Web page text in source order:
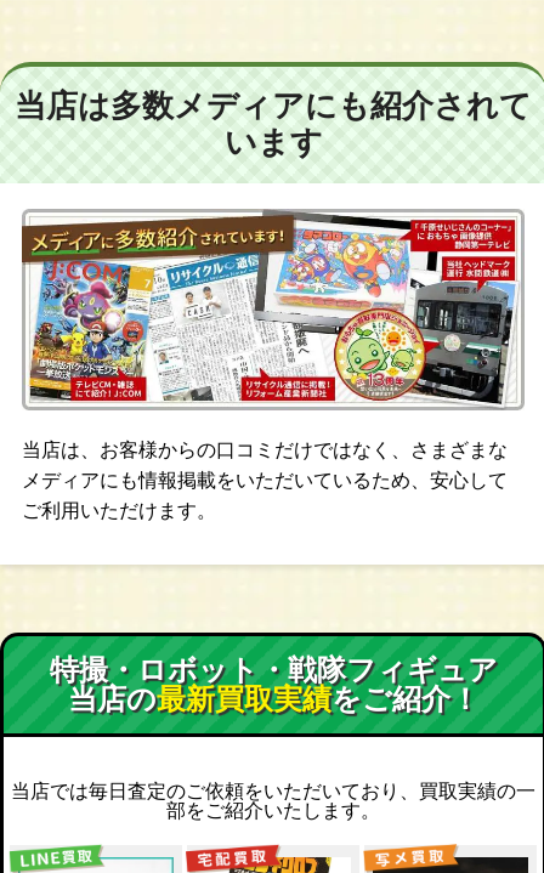
当店は多数メディアにも紹介されて
います
当店は、お客様からの口コミだけではなく、さまざまな
メディアにも情報掲載をいただいているため、安心して
ご利用いただけます。
特撮・ロボット・戦隊フィギュア
当店の最新買取実績をご紹介！
当店では毎日査定のご依頼をいただいており、買取実績の一
部をご紹介いたします。